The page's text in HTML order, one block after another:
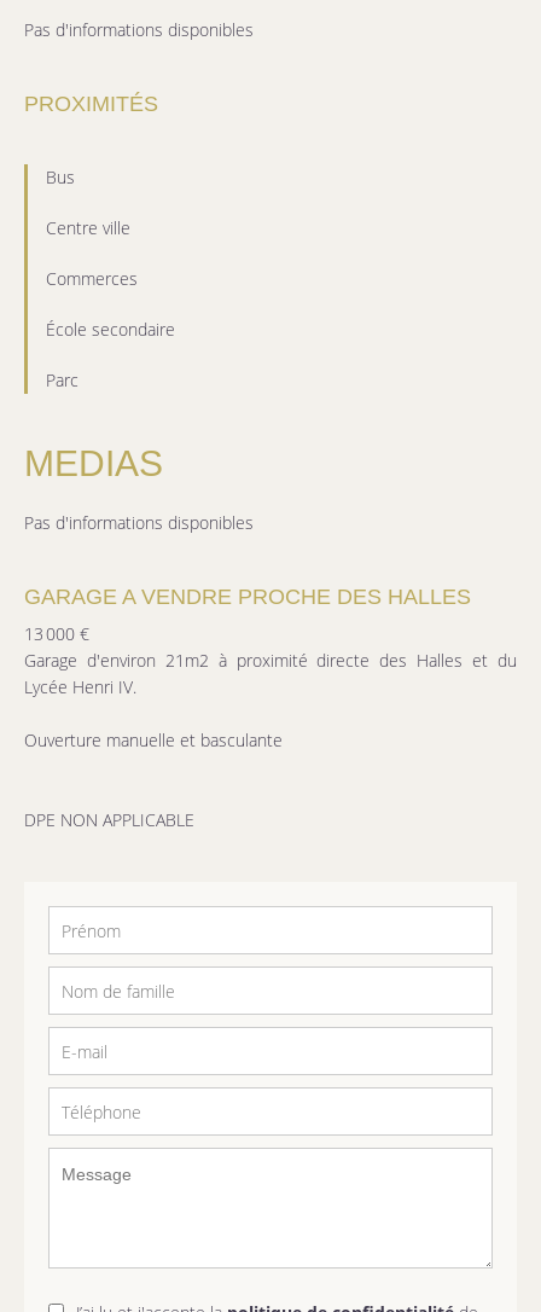
Pas d'informations disponibles
PROXIMITÉS
Bus
Centre ville
Commerces
École secondaire
Parc
MEDIAS
Pas d'informations disponibles
GARAGE A VENDRE PROCHE DES HALLES
13 000 €
Garage d'environ 21m2 à proximité directe des Halles et du
Lycée Henri IV.
Ouverture manuelle et basculante
DPE NON APPLICABLE